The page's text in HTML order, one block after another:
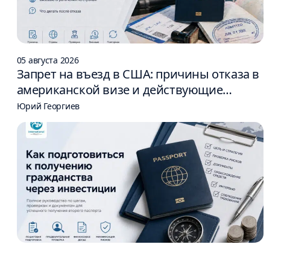
05 августа 2026
Запрет на въезд в США: причины отказа в
американской визе и действующие
ограничения
Юрий Георгиев